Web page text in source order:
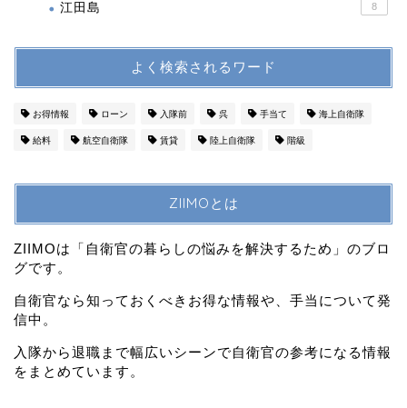
江田島 8
よく検索されるワード
お得情報 ローン 入隊前 呉 手当て 海上自衛隊
給料 航空自衛隊 賃貸 陸上自衛隊 階級
ZIIMOとは
ZIIMOは「自衛官の暮らしの悩みを解決するため」のブロ
グです。
自衛官なら知っておくべきお得な情報や、手当について発
信中。
入隊から退職まで幅広いシーンで自衛官の参考になる情報
をまとめています。